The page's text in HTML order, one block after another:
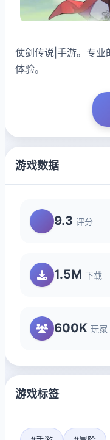
仗剑传说|手游。专业
体验。
游戏数据
9.3 评分
1.5M 下载
600K 玩家
游戏标签